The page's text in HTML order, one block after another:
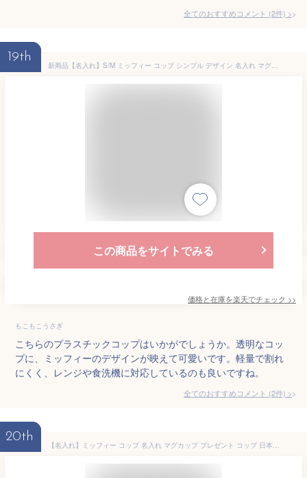
全てのおすすめコメント (2件) >
19th
新商品【名入れ】S/M ミッフィー コップ シンプル デザイン 名入れ マグカップ プレゼント コップ 日本製 食洗器OK 卒園 記念品 入園祝い プレゼント miffy 保育園 幼稚園 割れない トライタン ミッフィー グッズ 出産祝い 食洗器対応 母の日 オリジナル
この商品をサイトでみる
価格と在庫を楽天でチェック >>
もこもこうさぎ
こちらのプラスチックコップはいかがでしょうか。透明なコッ
プに、ミッフィーのデザインが映えて可愛いです。軽量で割れ
にくく、レンジや食洗機に対応しているのも良いですね。
全てのおすすめコメント (2件) >
20th
【名入れ】ミッフィー コップ 名入れ マグカップ プレゼント コップ 日本製 食洗器OK 卒園 記念品 入園祝い プレゼント miffy 保育園 幼稚園 割れない トライタン ミッフィー グッズ 出産祝い 食洗器対応 母の日 オリジナル G